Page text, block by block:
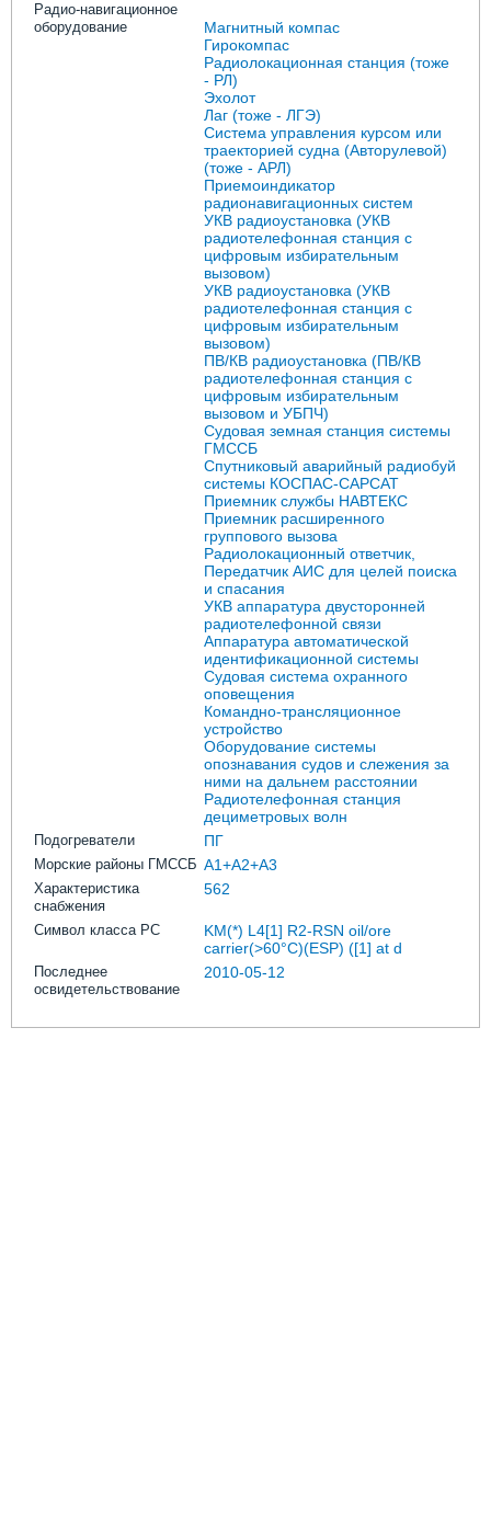
Радио-навигационное
оборудование
Магнитный компас
Гирокомпас
Радиолокационная станция (тоже
- РЛ)
Эхолот
Лаг (тоже - ЛГЭ)
Система управления курсом или
траекторией судна (Авторулевой)
(тоже - АРЛ)
Приемоиндикатор
радионавигационных систем
УКВ радиоустановка (УКВ
радиотелефонная станция с
цифровым избирательным
вызовом)
УКВ радиоустановка (УКВ
радиотелефонная станция с
цифровым избирательным
вызовом)
ПВ/КВ радиоустановка (ПВ/КВ
радиотелефонная станция с
цифровым избирательным
вызовом и УБПЧ)
Судовая земная станция системы
ГМССБ
Спутниковый аварийный радиобуй
системы КОСПАС-САРСАТ
Приемник службы НАВТЕКС
Приемник расширенного
группового вызова
Радиолокационный ответчик,
Передатчик АИС для целей поиска
и спасания
УКВ аппаратура двусторонней
радиотелефонной связи
Аппаратура автоматической
идентификационной системы
Судовая система охранного
оповещения
Командно-трансляционное
устройство
Оборудование системы
опознавания судов и слежения за
ними на дальнем расстоянии
Радиотелефонная станция
дециметровых волн
Подогреватели ПГ
Морские районы ГМССБ A1+A2+A3
Характеристика
снабжения
562
Символ класса РС
KM(*) L4[1] R2-RSN oil/ore
carrier(>60°C)(ESP) ([1] at d
Последнее
освидетельствование
2010-05-12